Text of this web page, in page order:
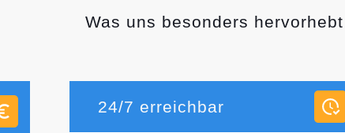
Was uns besonders hervorhebt
24/7 erreichbar